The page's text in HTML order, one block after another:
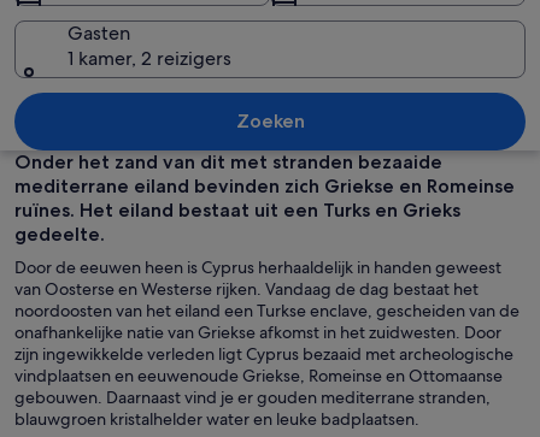
Een kustpromenade met
Gasten
1 kamer, 2 reizigers
Zoeken
Onder het zand van dit met stranden bezaaide
mediterrane eiland bevinden zich Griekse en Romeinse
ruïnes. Het eiland bestaat uit een Turks en Grieks
gedeelte.
Door de eeuwen heen is Cyprus herhaaldelijk in handen geweest
van Oosterse en Westerse rijken. Vandaag de dag bestaat het
noordoosten van het eiland een Turkse enclave, gescheiden van de
onafhankelijke natie van Griekse afkomst in het zuidwesten. Door
zijn ingewikkelde verleden ligt Cyprus bezaaid met archeologische
vindplaatsen en eeuwenoude Griekse, Romeinse en Ottomaanse
gebouwen. Daarnaast vind je er gouden mediterrane stranden,
blauwgroen kristalhelder water en leuke badplaatsen.